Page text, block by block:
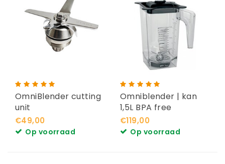
OmniBlender cutting
unit
€49,00
Op voorraad
Omniblender | kan
1,5L BPA free
complete set
€119,00
Op voorraad